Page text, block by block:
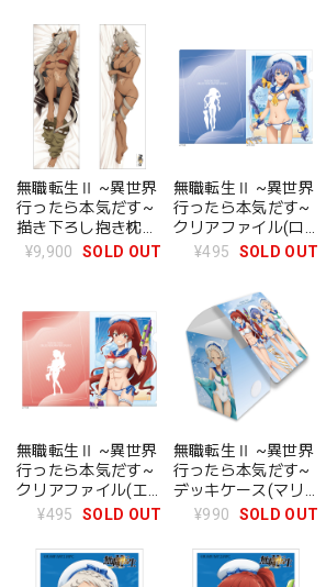
無職転生Ⅱ ~異世界
行ったら本気だす~
描き下ろし抱き枕カ
バー(ギレーヌ)スム
¥9,900 SOLD OUT
無職転生Ⅱ ~異世界
行ったら本気だす~
クリアファイル(ロ
キシー/マリンセー
¥495 SOLD OUT
無職転生Ⅱ ~異世界
行ったら本気だす~
クリアファイル(エ
リス/マリンセーラ
¥495 SOLD OUT
無職転生Ⅱ ~異世界
行ったら本気だす~
デッキケース(マリ
ンセーラー水着)
¥990 SOLD OUT